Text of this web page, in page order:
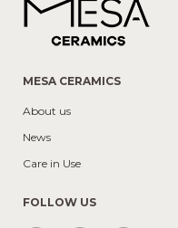
MESA CERAMICS
About us
News
Care in Use
FOLLOW US